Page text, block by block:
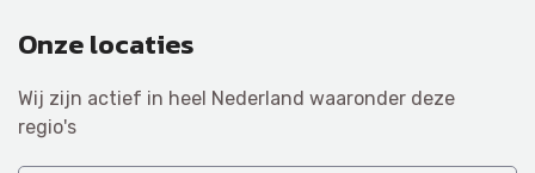
Onze locaties
Wij zijn actief in heel Nederland waaronder deze
regio's